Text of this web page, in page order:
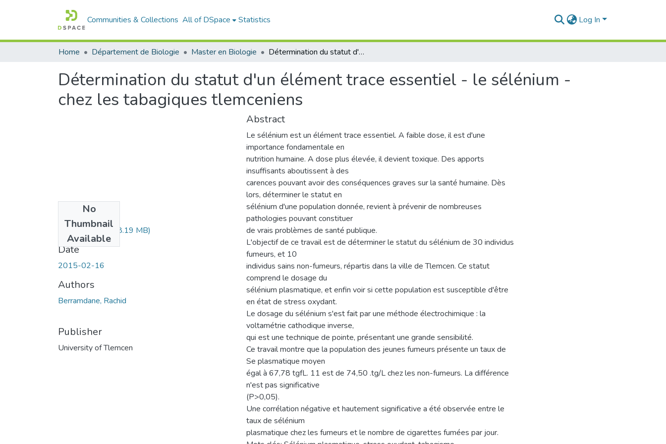
Communities & Collections All of DSpace Statistics Log In
Home Département de Biologie Master en Biologie Détermination du statut d'un élément trace essentiel - le sélénium - chez les tabagiques tlemceniens
Détermination du statut d'un élément trace essentiel - le sélénium -
chez les tabagiques tlemceniens
No
Thumbnail
Available
Berramdane.pdf (8.19 MB)
Date
2015-02-16
Authors
Berramdane, Rachid
Publisher
University of Tlemcen
Abstract
Le sélénium est un élément trace essentiel. A faible dose, il est d'une
importance fondamentale en
nutrition humaine. A dose plus élevée, il devient toxique. Des apports
insuffisants aboutissent à des
carences pouvant avoir des conséquences graves sur la santé humaine. Dès
lors, déterminer le statut en
sélénium d'une population donnée, revient à prévenir de nombreuses
pathologies pouvant constituer
de vrais problèmes de santé publique.
L'objectif de ce travail est de déterminer le statut du sélénium de 30 individus
fumeurs, et 10
individus sains non-fumeurs, répartis dans la ville de Tlemcen. Ce statut
comprend le dosage du
sélénium plasmatique, et enfin voir si cette population est susceptible d'être
en état de stress oxydant.
Le dosage du sélénium s'est fait par une méthode électrochimique : la
voltamétrie cathodique inverse,
qui est une technique de pointe, présentant une grande sensibilité.
Ce travail montre que la population des jeunes fumeurs présente un taux de
Se plasmatique moyen
égal à 67,78 tgfL. 11 est de 74,50 .tg/L chez les non-fumeurs. La différence
n'est pas significative
(P>0,05).
Une corrélation négative et hautement significative a été observée entre le
taux de sélénium
plasmatique chez les fumeurs et le nombre de cigarettes fumées par jour.